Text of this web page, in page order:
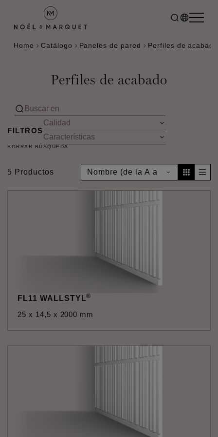
Home Catálogo Paneles de pared Perfiles de acabado
Perfiles de acabado
FILTROS
BORRAR BÚSQUEDA
5 Productos
FL11 WALLSTYL®
25 x 14,5 x 2000 mm